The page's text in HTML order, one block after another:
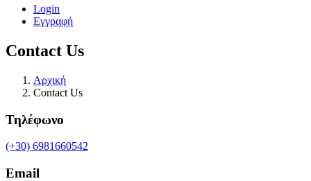
Login
Εγγραφή
Contact Us
Αρχική
Contact Us
Τηλέφωνο
(+30) 6981660542
Email